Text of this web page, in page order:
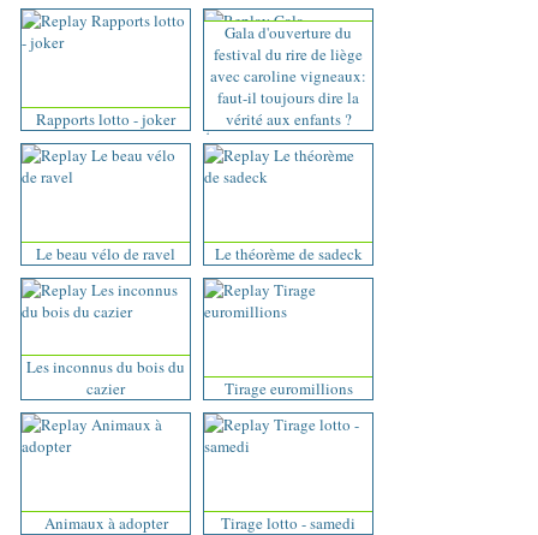
Rapports lotto - joker
Gala d'ouverture du
festival du rire de liège
avec caroline vigneaux:
faut-il toujours dire la
vérité aux enfants ?
Le beau vélo de ravel Le théorème de sadeck
Les inconnus du bois du
cazier
Tirage euromillions
Animaux à adopter Tirage lotto - samedi